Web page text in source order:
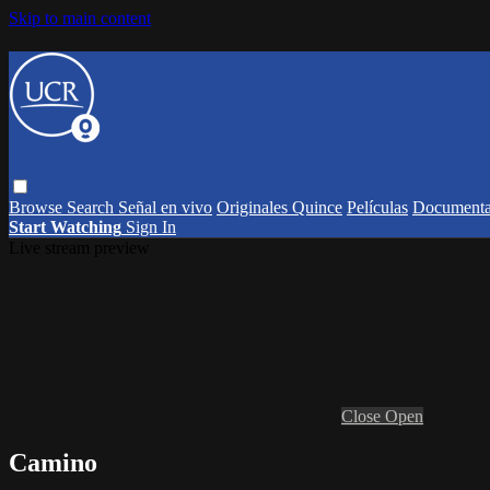
Skip to main content
Browse Search Señal en vivo Originales Quince Películas
Start Watching Sign In
Close Open
Camino